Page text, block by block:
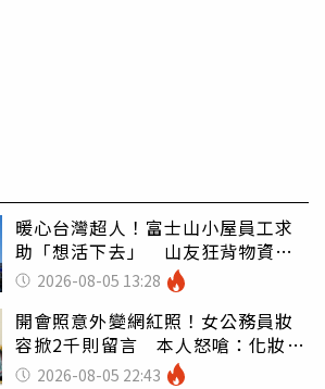
暖心台灣超人！富士山小屋員工求
助「想活下去」 山友狂背物資上
山：台灣真的是寶島
2026-08-05 13:28
開會照意外變網紅照！女公務員妝
容掀2千則留言 本人怒嗆：化妝有
錯嗎2026-08-05 22:43